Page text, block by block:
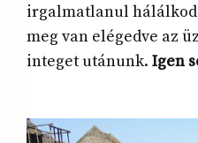
irgalmatlanul
meg van elégedve az
integet utánunk. Igen